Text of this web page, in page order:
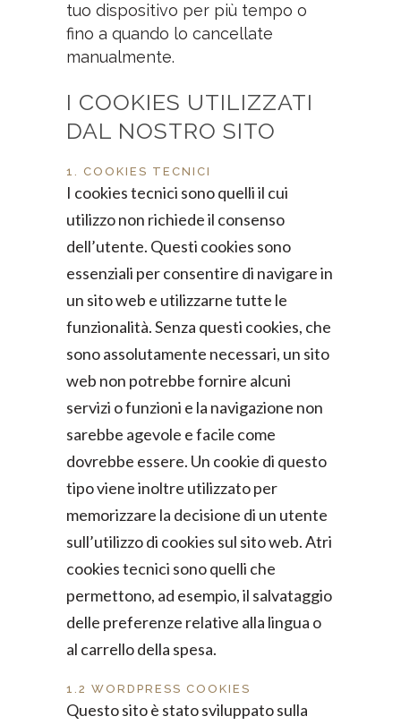
tuo dispositivo per più tempo o
fino a quando lo cancellate
manualmente.
I COOKIES UTILIZZATI
DAL NOSTRO SITO
1. COOKIES TECNICI
I cookies tecnici sono quelli il cui
utilizzo non richiede il consenso
dell’utente. Questi cookies sono
essenziali per consentire di navigare in
un sito web e utilizzarne tutte le
funzionalità. Senza questi cookies, che
sono assolutamente necessari, un sito
web non potrebbe fornire alcuni
servizi o funzioni e la navigazione non
sarebbe agevole e facile come
dovrebbe essere. Un cookie di questo
tipo viene inoltre utilizzato per
memorizzare la decisione di un utente
sull’utilizzo di cookies sul sito web. Atri
cookies tecnici sono quelli che
permettono, ad esempio, il salvataggio
delle preferenze relative alla lingua o
al carrello della spesa.
1.2 WORDPRESS COOKIES
Questo sito è stato sviluppato sulla